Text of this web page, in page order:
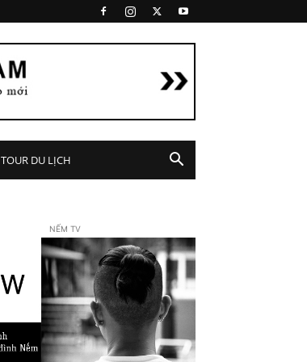
TOUR DU LỊCH
NẾM TV